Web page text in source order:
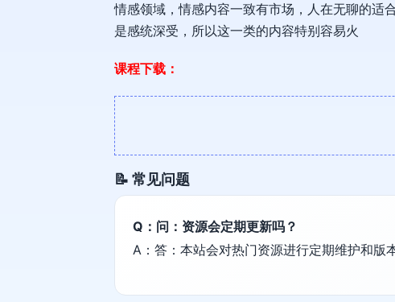
情感领域，情感内容一致有市场，人在无聊的适
是感统深受，所以这一类的内容特别容易火
课程下载：
📝 常见问题
Q：问：资源会定期更新吗？
A：答：本站会对热门资源进行定期维护和版